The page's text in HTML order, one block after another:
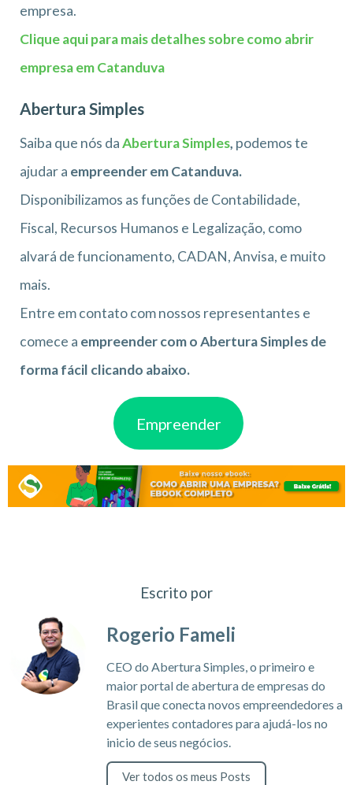
empresa.
Clique aqui para mais detalhes sobre como abrir
empresa em Catanduva
Abertura Simples
Saiba que nós daAbertura Simples, podemos te
ajudar a empreender em Catanduva.
Disponibilizamos as funções de Contabilidade,
Fiscal, Recursos Humanos e Legalização, como
alvará de funcionamento, CADAN, Anvisa, e muito
mais.
Entre em contato com nossos representantes e
comece a empreender com o Abertura Simples de
forma fácil clicando abaixo.
Empreender
Escrito por
Rogerio Fameli
CEO do Abertura Simples, o primeiro e
maior portal de abertura de empresas do
Brasil que conecta novos empreendedores a
experientes contadores para ajudá-los no
inicio de seus negócios.
Ver todos os meus Posts